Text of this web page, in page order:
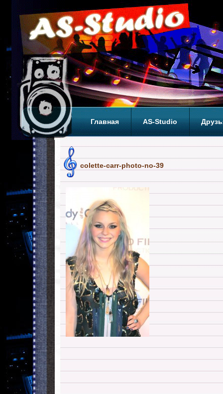
Главная AS-Studio
colette-carr-photo-no-39